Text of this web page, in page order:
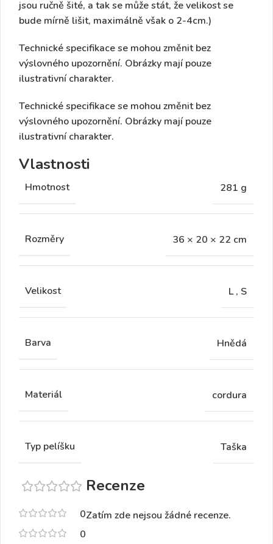
jsou ručně šité, a tak se může stát, že velikost se
bude mírně lišit, maximálně však o 2-4cm.)
Technické specifikace se mohou změnit bez
výslovného upozornění. Obrázky mají pouze
ilustrativní charakter.
Technické specifikace se mohou změnit bez
výslovného upozornění. Obrázky mají pouze
ilustrativní charakter.
Vlastnosti
Hmotnost 281 g
Rozměry 36 × 20 × 22 cm
Velikost L , S
Barva Hnědá
Materiál cordura
Typ pelíšku Taška
0
0
Recenze
Zatím zde nejsou žádné recenze.